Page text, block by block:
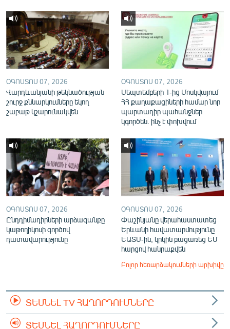
ՕԳՈՍՏՈՍ 07, 2026
Վարդևանյանի թեկնածության
շուրջ քննարկումները եկող
շաբաթ կշարունակվեն
ՕԳՈՍՏՈՍ 07, 2026
Սեպտեմբերի 1-ից Մոսկվայում
ՀՀ քաղաքացիների համար նոր
պարտադիր պահանջներ
կգործեն. ինչ է փոխվում
ՕԳՈՍՏՈՍ 07, 2026
Ընդդիմադիրների արձագանքը
կաթողիկոսի գործով
դատավարությունը
ՕԳՈՍՏՈՍ 07, 2026
Փաշինյանը վերահաստատեց
Երևանի հավատարմությունը
ԵԱՏՄ-ին, կրկին բացառեց ԵՄ
հարցով հանրաքվեն
Բոլոր հեռարձակումների արխիվը
ՏԵՍՆԵԼ TV ՀԱՂՈՐԴՈՒՄՆԵՐԸ
ՏԵՍՆԵԼ ՀԱՂՈՐԴՈՒՄՆԵՐԸ